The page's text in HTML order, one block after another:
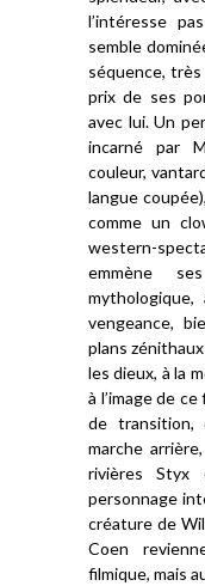
l’intéresse
semble
séquence,
prix de ses
avec lui. Un
incarné par
couleur,
langue
comme un
western-
emmène
vengeance,
plans
les dieux, à la
à l’image de
de
marche
rivières Styx
personnage
créature de
Coen
filmique, mais